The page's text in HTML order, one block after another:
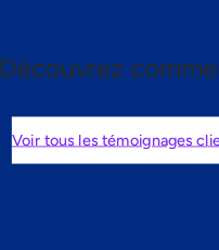
Découvrez
Voir tous les témoignages